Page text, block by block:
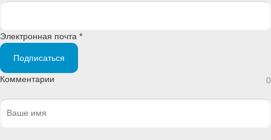
Электронная почта *
Подписаться
Комментарии 0